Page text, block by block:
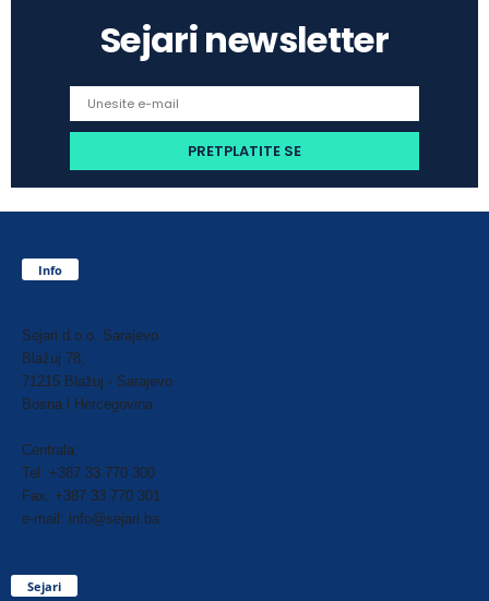
Sejari newsletter
Info
Sejari d.o.o. Sarajevo
Blažuj 78,
71215 Blažuj - Sarajevo
Bosna i Hercegovina
Centrala:
Tel: +387 33 770 300
Fax: +387 33 770 301
e-mail: info@sejari.ba
Sejari